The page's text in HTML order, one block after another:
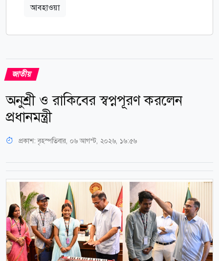
আবহাওয়া
জাতীয়
অনুশ্রী ও রাকিবের স্বপ্নপূরণ করলেন
প্রধানমন্ত্রী
প্রকাশ:বৃহস্পতিবার, ০৬ আগস্ট, ২০২৬, ১৬:৫৬